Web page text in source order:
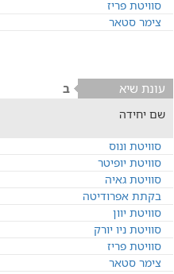
סוויטת פריז
צימר סטאר
עונת שיא ב
שם יחידה
סוויטת ונוס
סוויטת יופיטר
סוויטת גאיה
בקתת אפרודיטה
סוויטת יוון
סוויטת ניו יורק
סוויטת פריז
צימר סטאר